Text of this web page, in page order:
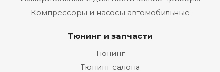
Компрессоры и насосы автомобильные
Тюнинг и запчасти
Тюнинг
Тюнинг салона